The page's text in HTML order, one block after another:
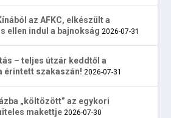
az AFKC, elkészült a
ellen indul a bajnokság 2026-07-31
– teljes útzár keddtől a
érintett szakaszán! 2026-07-31
„költözött” az egykori
makettje 2026-07-30